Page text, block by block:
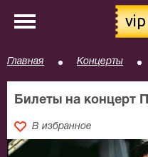
vip
Главная Концерты
Билеты на концерт
В избранное